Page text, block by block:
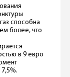
способна
более, что
в 9 евро